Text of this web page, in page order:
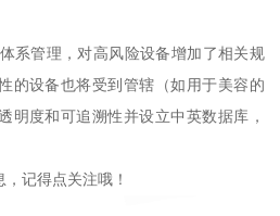
系管理，对高风险设备增加了相关规
的设备也将受到管辖（如用于美容的
明度和可追溯性并设立中英数据库，
记得点关注哦！